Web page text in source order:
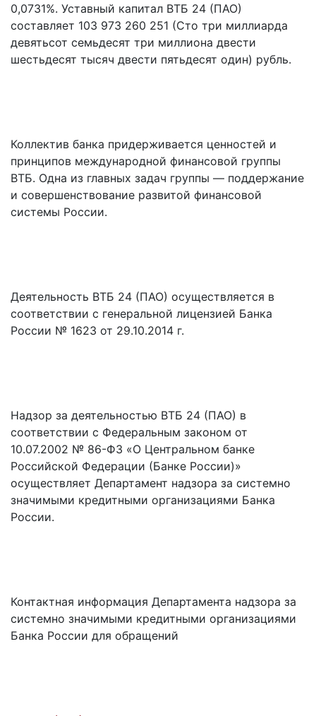
0,0731%. Уставный капитал ВТБ 24 (ПАО)
составляет 103 973 260 251 (Сто три миллиарда
девятьсот семьдесят три миллиона двести
шестьдесят тысяч двести пятьдесят один) рубль.
Коллектив банка придерживается ценностей и
принципов международной финансовой группы
ВТБ. Одна из главных задач группы — поддержание
и совершенствование развитой финансовой
системы России.
Деятельность ВТБ 24 (ПАО) осуществляется в
соответствии с генеральной лицензией Банка
России № 1623 от 29.10.2014 г.
Надзор за деятельностью ВТБ 24 (ПАО) в
соответствии с Федеральным законом от
10.07.2002 № 86-ФЗ «О Центральном банке
Российской Федерации (Банке России)»
осуществляет Департамент надзора за системно
значимыми кредитными организациями Банка
России.
Контактная информация Департамента надзора за
системно значимыми кредитными организациями
Банка России для обращений